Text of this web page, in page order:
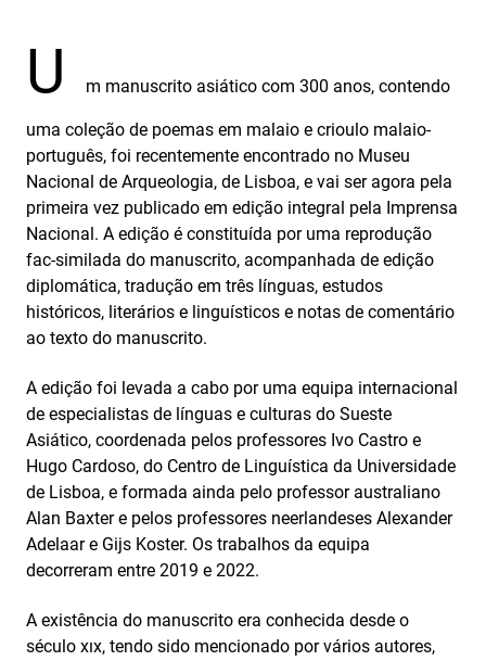
U m manuscrito asiático com 300 anos, contendo
uma coleção de poemas em malaio e crioulo malaio-
português, foi recentemente encontrado no Museu
Nacional de Arqueologia, de Lisboa, e vai ser agora pela
primeira vez publicado em edição integral pela Imprensa
Nacional. A edição é constituída por uma reprodução
fac-similada do manuscrito, acompanhada de edição
diplomática, tradução em três línguas, estudos
históricos, literários e linguísticos e notas de comentário
ao texto do manuscrito.
A edição foi levada a cabo por uma equipa internacional
de especialistas de línguas e culturas do Sueste
Asiático, coordenada pelos professores Ivo Castro e
Hugo Cardoso, do Centro de Linguística da Universidade
de Lisboa, e formada ainda pelo professor australiano
Alan Baxter e pelos professores neerlandeses Alexander
Adelaar e Gijs Koster. Os trabalhos da equipa
decorreram entre 2019 e 2022.
A existência do manuscrito era conhecida desde o
século xıx, tendo sido mencionado por vários autores,